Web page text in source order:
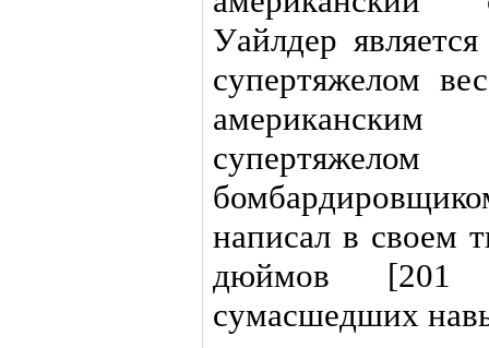
Уайлдер
супертяжелом
написал в своем
дюймов [201
сумасшедших